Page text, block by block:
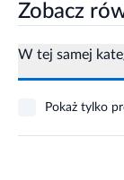
Zobacz
W tej samej
Pokaż tylko